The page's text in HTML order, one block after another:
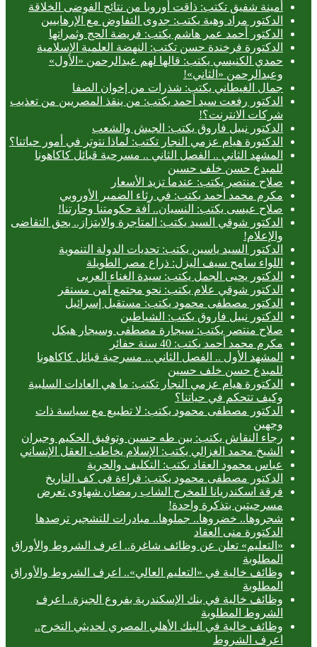
أمينة شفيق تكتب: ذاقت أوروبا من نتائج الفوضى الخلاقة
الدكتور مراد وهبة يكتب: جدوى التفاوض مع الإرهابيين
الدكتور أحمد عمر هاشم يكتب: فريضة الحج وثمراتها
الدكتورة فرخندة حسن تكتب: النهضة العلمية الإسلامية
حمدي الكنيسي يكتب: قالها لهم عبدالرحمن «الأول»
وعبدالرحمن «الثاني»!
جمال الغيطاني يكتب: شذرات من إخوان الصفا
الدكتور رفعت سيد أحمد يكتب: من ينقذ المصريين من تعذيب
شركات الانترنت؟!
الدكتور نبيل فاروق يكتب: الجيش والشعب
الدكتورة هيام عزمي النجار تكتب: لماذا نتوتر في أمور حياتنا؟
المشهد الثاني .. الفصل الثاني .. مسرحية قبائل كاكاهونا
للمبدع حسن خلف حسين
صلاح منتصر يكتب: عندما تزيد الأسعار
مكرم محمد أحمد يكتب: في رثاء الضمير الأوروبي
صلاح عيسى يكتب: النسيان.. آفة حكومتنا وحارتنا!
الدكتور شوقي السيد يكتب: المتاجرة والابتزاز.. بحق التقاضى
والإعلام!
الدكتور السيد ياسين يكتب: تحديات الدولة التنموية
اللواء سامح سيف اليزل: ذراع مصر الطويلة
الدكتور يحيى الجمل يكتب: سيدة الغناء العربى
الدكتور شوقي علام يكتب: نحو مجتمع آمن مستقر
الدكتور مصطفى محمود يكتب: مستقبل إسرائيل
الدكتور نبيل فاروق يكتب: الشياطين
صلاح منتصر يكتب: سيجارة مصطفى وسيجار هيكل
مكرم محمد أحمد يكتب: 40 سنة حفائر
المشهد الأول .. الفصل الثاني .. مسرحية قبائل كاكاهونا
للمبدع حسن خلف حسين
الدكتورة هيام عزمي النجار تكتب: ما هي العادات السلبية
وكيف تتحكم في حياتنا؟
الدكتور مصطفى محمود يكتب: لا تطبيع مع سياسة ذات
وجهين
رجاء النقاش يكتب: بين طه حسين وتوفيق الحكيم وجبران
الشيخ محمد الغزالي يكتب: الإسلام يخاطب العقل الإنساني
عباس محمود العقاد يكتب: التكليف والحرية
الدكتور مصطفى محمود يكتب: قراءة فى كف التاريخ
فرقة اسكندريانا للمخرج الشاب رمضان شهاوى تعرض
مسرحيتين بتذكرة واحدة!
شجروها.. خضروها.. جملوها.. مبادرات للتشجير ترصدها
الدكتورة منى العقاد
«التعليم» تعلن عن وظائف شاغرة.. اعرف الشروط والأوراق
المطلوبة
وظائف خالية في «التعليم العالي».. اعرف الشروط والأوراق
المطلوبة
وظائف خالية في بنك الإسكندرية بفروع الجيزة.. اعرف
الشروط المطلوبة
وظائف خالية في البنك الأهلي المصري لحديثي التخرج..
اعرف الشروط